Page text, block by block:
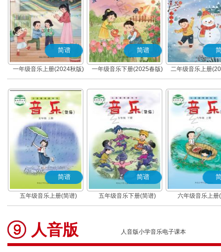
简谱
一年级音乐上册(2024秋版)
(简谱)
简谱
一年级音乐下册(2025春版)
(简谱)
二年级音乐上册
(简谱)
简谱
五年级音乐上册(简谱)
简谱
五年级音乐下册(简谱) 六年级音乐上册
人音版 人音版小学音乐电子课本